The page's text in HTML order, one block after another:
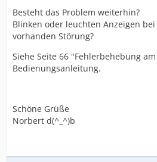
Besteht das Problem weiterhin?
Blinken oder leuchten Anzeigen
vorhanden Störung?
Siehe Seite 66 "Fehlerbehebung
Bedienungsanleitung.
Schöne Grüße
Norbert d(^_^)b